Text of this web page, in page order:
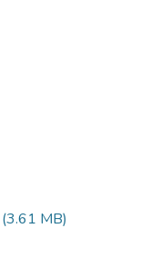
(3.61 MB)